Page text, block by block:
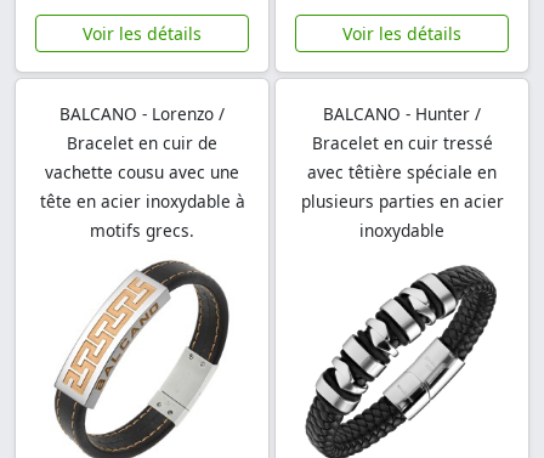
Voir les détails Voir les détails
BALCANO - Lorenzo /
Bracelet en cuir de
vachette cousu avec une
tête en acier inoxydable à
motifs grecs.
BALCANO - Hunter /
Bracelet en cuir tressé
avec têtière spéciale en
plusieurs parties en acier
inoxydable